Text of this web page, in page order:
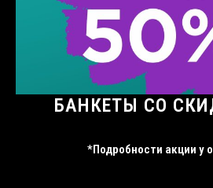
БАНКЕТЫ СО
*Подробности акции у